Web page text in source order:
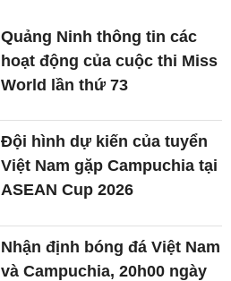
Quảng Ninh thông tin các
hoạt động của cuộc thi Miss
World lần thứ 73
Đội hình dự kiến của tuyển
Việt Nam gặp Campuchia tại
ASEAN Cup 2026
Nhận định bóng đá Việt Nam
và Campuchia, 20h00 ngày